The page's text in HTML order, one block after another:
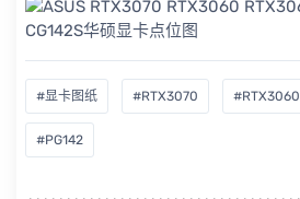
#显卡图纸 #RTX3070 #RTX3060
#PG142